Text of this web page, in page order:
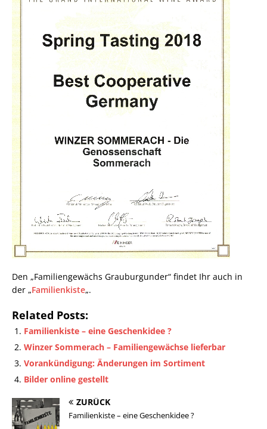
Den „Familiengewächs Grauburgunder“ findet Ihr auch in
der „Familienkiste„.
Related Posts:
Familienkiste – eine Geschenkidee ?
Winzer Sommerach – Familiengewächse lieferbar
Vorankündigung: Änderungen im Sortiment
Bilder online gestellt
ZURÜCK
Familienkiste – eine Geschenkidee ?